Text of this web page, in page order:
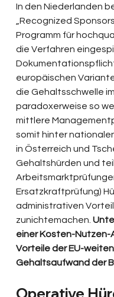
In den Niederlanden
„Recognized
Programm für
die Verfahren
europäischen
die Gehaltsschwelle
paradoxerweise so
mittlere
somit hinter
in Österreich und
Gehaltshürden und
Ersatzkraftprüfung)
administrativen Vorteil
zunichtemachen.
einer Kosten-Nutzen-
Vorteile der EU-
Gehaltsaufwand der